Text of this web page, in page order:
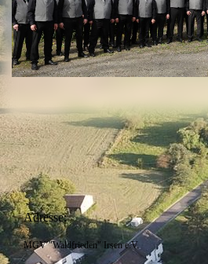
Adresse:
MGV "Waldfrieden" Irsen e.V.